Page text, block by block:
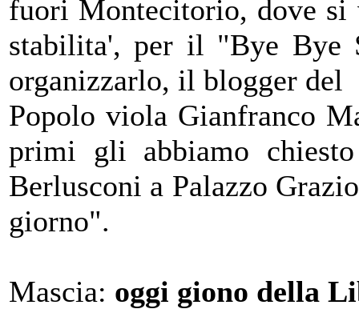
fuori Montecitorio, dove si
stabilita', per il "Bye Bye
organizzarlo, il blogger del
Popolo viola Gianfranco
primi gli abbiamo chiesto
Berlusconi a Palazzo
giorno".
Mascia: oggi giono della